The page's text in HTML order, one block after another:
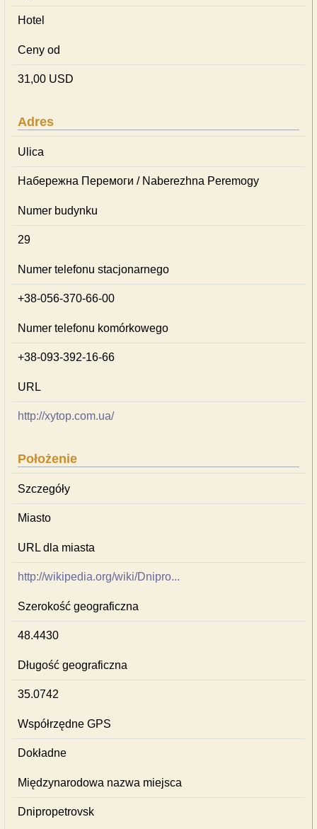
Hotel
Ceny od
31,00 USD
Adres
Ulica
Набережна Перемоги / Naberezhna Peremogy
Numer budynku
29
Numer telefonu stacjonarnego
+38-056-370-66-00
Numer telefonu komórkowego
+38-093-392-16-66
URL
http://xytop.com.ua/
Położenie
Szczegóły
Miasto
URL dla miasta
http://wikipedia.org/wiki/Dnipro...
Szerokość geograficzna
48.4430
Długość geograficzna
35.0742
Współrzędne GPS
Dokładne
Międzynarodowa nazwa miejsca
Dnipropetrovsk